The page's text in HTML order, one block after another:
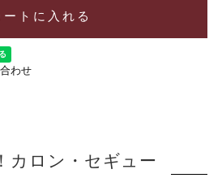
ートに入れる
わせ
カロン・セギュー